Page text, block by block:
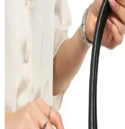
İki farklı çanta modelini
telefon çantası ile el yapımı
Güce Kadın Çantaları
ve Siyah Baget Modelleri
İki popüler Güce kadın çanta
kullanışlılık ve şıklık
daha uygun, özellikleri ve